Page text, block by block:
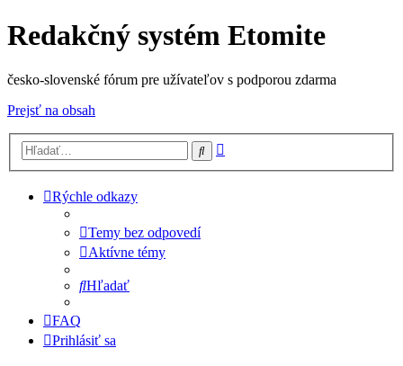
Redakčný systém Etomite
česko-slovenské fórum pre užívateľov s podporou zdarma
Prejsť na obsah
Hľadať
Rýchle odkazy
Temy bez odpovedí
Aktívne témy
Hľadať
FAQ
Prihlásiť sa